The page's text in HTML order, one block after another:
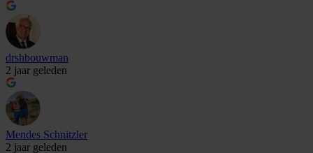
drshbouwman
2 jaar geleden
Mendes Schnitzler
2 jaar geleden